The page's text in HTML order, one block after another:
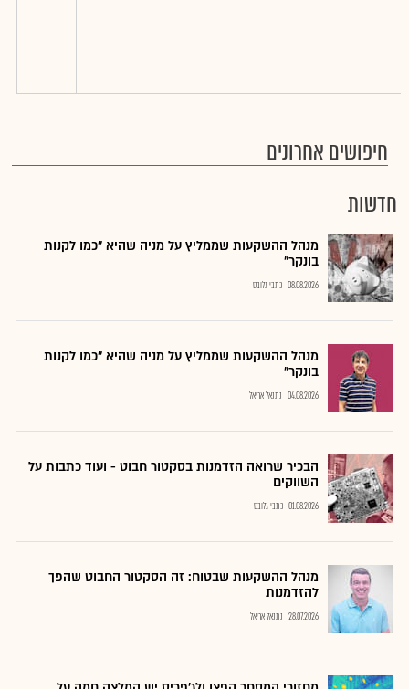
חיפושים אחרונים
חדשות
מנהל ההשקעות שממליץ על מניה שהיא "כמו לקנות
בונקר"
08.08.2026 כתבי גלובס
מנהל ההשקעות שממליץ על מניה שהיא "כמו לקנות
בונקר"
04.08.2026 נתנאל אריאל
הבכיר שרואה הזדמנות בסקטור חבוט - ועוד כתבות על
השווקים
01.08.2026 כתבי גלובס
מנהל ההשקעות שבטוח: זה הסקטור החבוט שהפך
להזדמנות
28.07.2026 נתנאל אריאל